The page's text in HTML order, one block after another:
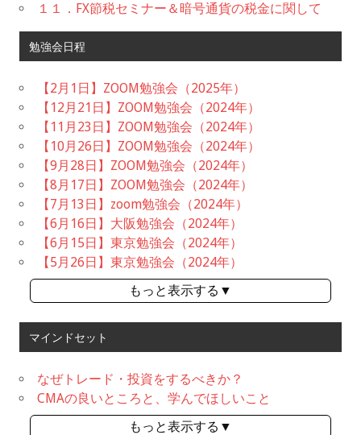
１１．FX節税セミナー＆暗号通貨の税金に関して
勉強会日程
【2月1日】ZOOM勉強会（2025年）
【12月21日】ZOOM勉強会（2024年）
【11月23日】ZOOM勉強会（2024年）
【10月26日】ZOOM勉強会（2024年）
【9月28日】ZOOM勉強会（2024年）
【8月17日】ZOOM勉強会（2024年）
【7月13日】zoom勉強会（2024年）
【6月16日】大阪勉強会（2024年）
【6月15日】東京勉強会（2024年）
【5月26日】東京勉強会（2024年）
もっと表示する▼
マインドセット
なぜトレード・投資をするべきか？
CMAの良いところと、学んでほしいこと
もっと表示する▼